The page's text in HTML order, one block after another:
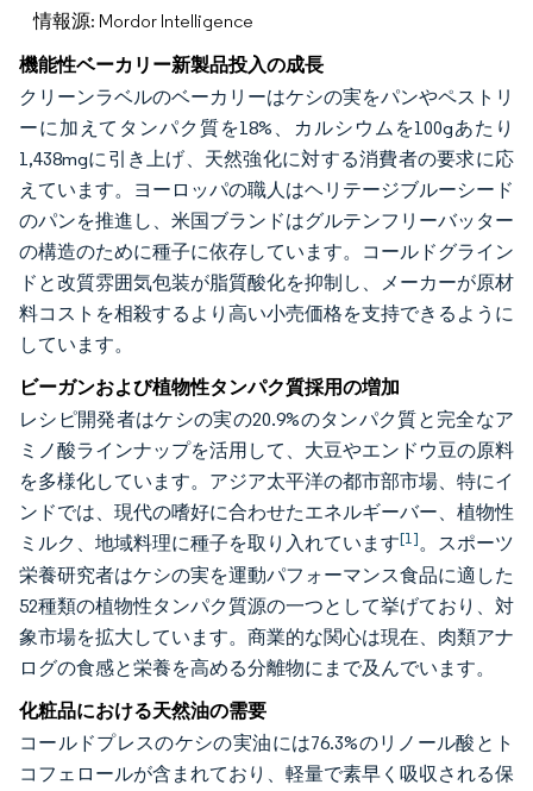
情報源: Mordor Intelligence
機能性ベーカリー新製品投入の成長
クリーンラベルのベーカリーはケシの実をパンやペストリ
ーに加えてタンパク質を18%、カルシウムを100gあたり
1,438mgに引き上げ、天然強化に対する消費者の要求に応
えています。ヨーロッパの職人はヘリテージブルーシード
のパンを推進し、米国ブランドはグルテンフリーバッター
の構造のために種子に依存しています。コールドグライン
ドと改質雰囲気包装が脂質酸化を抑制し、メーカーが原材
料コストを相殺するより高い小売価格を支持できるように
しています。
ビーガンおよび植物性タンパク質採用の増加
レシピ開発者はケシの実の20.9%のタンパク質と完全なア
ミノ酸ラインナップを活用して、大豆やエンドウ豆の原料
を多様化しています。アジア太平洋の都市部市場、特にイ
ンドでは、現代の嗜好に合わせたエネルギーバー、植物性
ミルク、地域料理に種子を取り入れています[1]。スポーツ
栄養研究者はケシの実を運動パフォーマンス食品に適した
52種類の植物性タンパク質源の一つとして挙げており、対
象市場を拡大しています。商業的な関心は現在、肉類アナ
ログの食感と栄養を高める分離物にまで及んでいます。
化粧品における天然油の需要
コールドプレスのケシの実油には76.3%のリノール酸とト
コフェロールが含まれており、軽量で素早く吸収される保